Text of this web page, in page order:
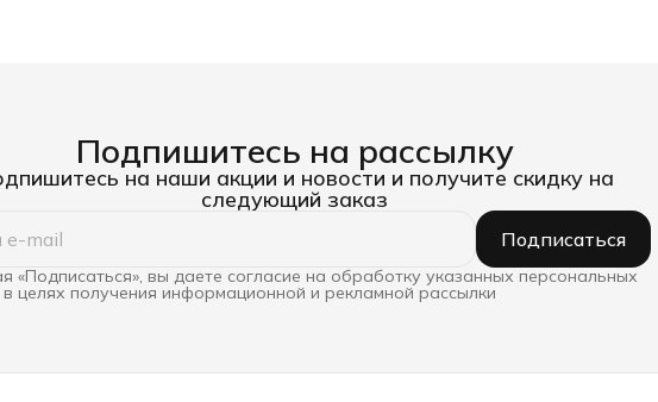
Подпишитесь на рассылку
на наши акции и новости и получите скидку на
следующий заказ
Подписаться
«Подписаться», вы даете согласие на обработку указанных персональных
целях получения информационной и рекламной рассылки